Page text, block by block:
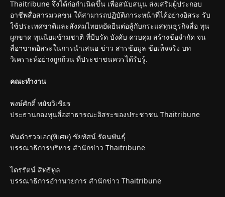
Thaitribune จึงได้ก่อกำเนิดขึ้น เพื่อสนับสนุน ส่งเสริมผู้ประกอบ
อาชีพสื่อสารมวลชน ให้สามารถปฏิบัติภาระหน้าที่ได้อย่างอิสระ รับ
ใช้ประเทศชาติและสังคมไทยหยัดยืนต่อสู้กับกระแสทุนธุรกิจสื่อ ทุน
ผูกขาด ทุนนิยมข้ามชาติ ที่บีบรัด บังคับ ควบคุม สร้างข้อจำกัด จน
สื่อฯขาดอิสระในการนำเสนอ ข่าว สารข้อมูล ข้อเท็จจริง บท
วิเคราะห์อย่างถูกถ้วน ที่ประชาชนควรได้รับรู้.
คณะทำงาน
พงษ์ศักดิ์ พยัฆวิเชียร
ประธานกองทุนสื่อสาธารณะอิสระของประชาชน Thaitribune
พันตำรวจเอก(พิเศษ) ชัยทัศน์ รัตนพันธุ์
บรรณาธิการบริหาร สำนักข่าว Thaitribune
ไตรรัตน์ สิทธิทูล
บรรณาธิการอำานวยการ สำนักข่าว Thaitribune